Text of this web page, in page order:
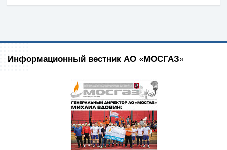
Информационный вестник АО «МОСГАЗ»